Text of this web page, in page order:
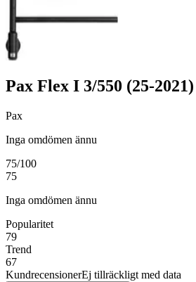
Pax Flex I 3/550 (25-2021)
Pax
Inga omdömen ännu
75/100
75
Inga omdömen ännu
Popularitet
79
Trend
67
KundrecensionerEj tillräckligt med data